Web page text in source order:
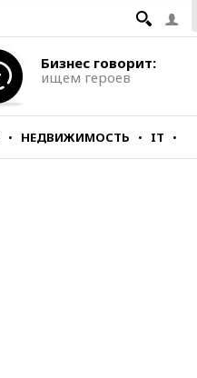
Бизнес говорит:
ищем героев
НЕДВИЖИМОСТЬ IT